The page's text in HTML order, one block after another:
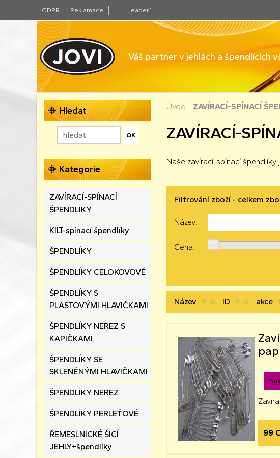
GDPR Reklamace . Header1
Váš partner v jehlách a špendlících
Hledat
Kategorie
ZAVÍRACÍ-SPÍNACÍ
ŠPENDLÍKY
KILT-spínací špendlíky
ŠPENDLÍKY
ŠPENDLÍKY CELOKOVOVÉ
ŠPENDLÍKY S
PLASTOVÝMI HLAVIČKAMI
ŠPENDLÍKY NEREZ S
KAPIČKAMI
ŠPENDLÍKY SE
SKLENĚNÝMI HLAVIČKAMI
ŠPENDLÍKY NEREZ
ŠPENDLÍKY PERLEŤOVÉ
ŘEMESLNICKÉ ŠICÍ
JEHLY+špendlíky
Úvod - ZAVÍRACÍ-SPÍNACÍ
ZAVÍRACÍ-
Naše zavírací-spínací špendlíky
Filtrování zboží - celkem
Název:
Cena:
Název arrow_upward arrow_downward ID arrow_upward arrow_downward akce
99